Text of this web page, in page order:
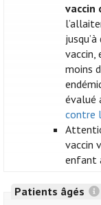
vaccin
vaccin,
moins
évalué
contre
vaccin
enfant
Patients âgés